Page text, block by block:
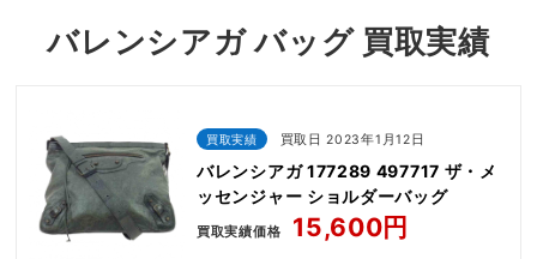
バレンシアガ バッグ 買取実績
買取実績 買取日 2023年1月12日
バレンシアガ 177289 497717 ザ・メ
ッセンジャー ショルダーバッグ
買取実績価格 15,600円